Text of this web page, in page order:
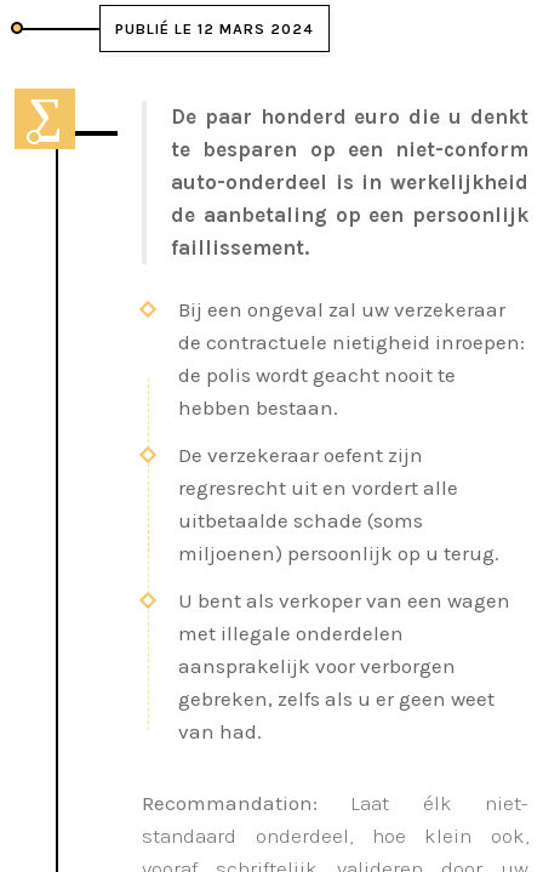
PUBLIÉ LE 12 MARS 2024
De paar honderd euro die u denkt
te besparen op een niet-conform
auto-onderdeel is in werkelijkheid
de aanbetaling op een persoonlijk
faillissement.
Bij een ongeval zal uw verzekeraar
de contractuele nietigheid inroepen:
de polis wordt geacht nooit te
hebben bestaan.
De verzekeraar oefent zijn
regresrecht uit en vordert alle
uitbetaalde schade (soms
miljoenen) persoonlijk op u terug.
U bent als verkoper van een wagen
met illegale onderdelen
aansprakelijk voor verborgen
gebreken, zelfs als u er geen weet
van had.
Recommandation: Laat élk niet-
standaard onderdeel, hoe klein ook,